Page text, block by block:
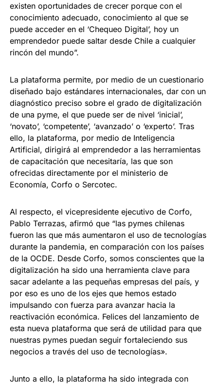
existen oportunidades de crecer porque con el
conocimiento adecuado, conocimiento al que se
puede acceder en el ‘Chequeo Digital’, hoy un
emprendedor puede saltar desde Chile a cualquier
rincón del mundo”.
La plataforma permite, por medio de un cuestionario
diseñado bajo estándares internacionales, dar con un
diagnóstico preciso sobre el grado de digitalización
de una pyme, el que puede ser de nivel ‘inicial’,
‘novato’, ‘competente’, ‘avanzado’ o ‘experto’. Tras
ello, la plataforma, por medio de Inteligencia
Artificial, dirigirá al emprendedor a las herramientas
de capacitación que necesitaría, las que son
ofrecidas directamente por el ministerio de
Economía, Corfo o Sercotec.
Al respecto, el vicepresidente ejecutivo de Corfo,
Pablo Terrazas, afirmó que “las pymes chilenas
fueron las que más aumentaron el uso de tecnologías
durante la pandemia, en comparación con los países
de la OCDE. Desde Corfo, somos conscientes que la
digitalización ha sido una herramienta clave para
sacar adelante a las pequeñas empresas del país, y
por eso es uno de los ejes que hemos estado
impulsando con fuerza para avanzar hacia la
reactivación económica. Felices del lanzamiento de
esta nueva plataforma que será de utilidad para que
nuestras pymes puedan seguir fortaleciendo sus
negocios a través del uso de tecnologías».
Junto a ello, la plataforma ha sido integrada con